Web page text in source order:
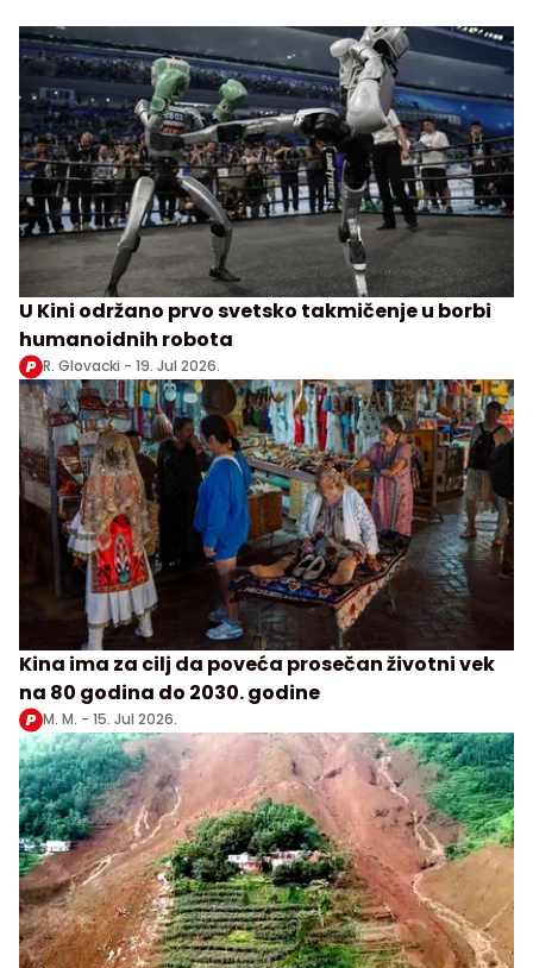
U Kini održano prvo svetsko takmičenje u borbi
humanoidnih robota
R. Glovacki - 19. Jul 2026.
Kina ima za cilj da poveća prosečan životni vek
na 80 godina do 2030. godine
M. M. - 15. Jul 2026.